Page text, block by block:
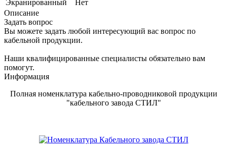
Экранированный
Нет
Описание
Задать вопрос
Вы можете задать любой интересующий вас вопрос по
кабельной продукции.
Наши квалифицированные специалисты обязательно вам
помогут.
Информация
Полная номенклатура кабельно-проводниковой продукции
"кабельного завода СТИЛ"